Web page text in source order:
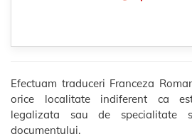
Efectuam traduceri Franceza
orice localitate indiferent ca
legalizata sau de specialitate
documentului.